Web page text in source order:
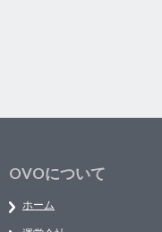
OVOについて
ホーム